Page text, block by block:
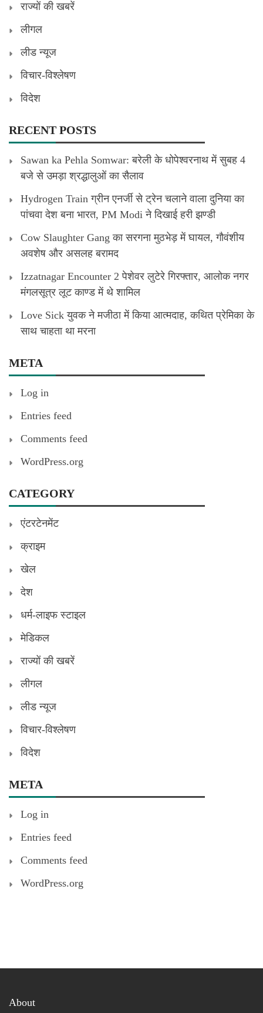
राज्यों की खबरें
लीगल
लीड न्यूज
विचार-विश्लेषण
विदेश
RECENT POSTS
Sawan ka Pehla Somwar: बरेली के धोपेश्वरनाथ में सुबह 4
बजे से उमड़ा श्रद्धालुओं का सैलाव
Hydrogen Train ग्रीन एनर्जी से ट्रेन चलाने वाला दुनिया का
पांचवा देश बना भारत, PM Modi ने दिखाई हरी झण्डी
Cow Slaughter Gang का सरगना मुठभेड़ में घायल, गौवंशीय
अवशेष और असलह बरामद
Izzatnagar Encounter 2 पेशेवर लुटेरे गिरफ्तार, आलोक नगर
मंगलसूत्र लूट काण्‍ड में थे शामिल
Love Sick युवक ने मजीठा में किया आत्मदाह, कथित प्रेमिका के
साथ चाहता था मरना
META
Log in
Entries feed
Comments feed
WordPress.org
CATEGORY
एंटरटेनमेंट
क्राइम
खेल
देश
धर्म-लाइफ स्टाइल
मेडिकल
राज्यों की खबरें
लीगल
लीड न्यूज
विचार-विश्लेषण
विदेश
META
Log in
Entries feed
Comments feed
WordPress.org
About